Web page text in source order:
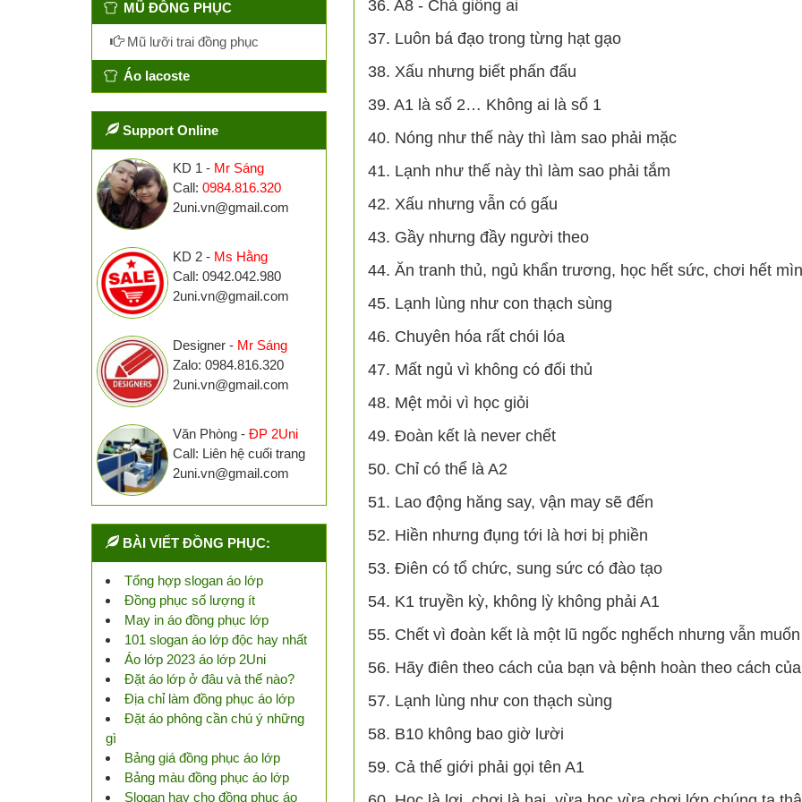
36. A8 - Chả giống ai
37. Luôn bá đạo trong từng hạt gạo
38. Xấu nhưng biết phấn đấu
39. A1 là số 2… Không ai là số 1
40. Nóng như thế này thì làm sao phải mặc
41. Lạnh như thế này thì làm sao phải tắm
42. Xấu nhưng vẫn có gấu
43. Gầy nhưng đầy người theo
44. Ăn tranh thủ, ngủ khẩn trương, học hết sức, chơi hết
45. Lạnh lùng như con thạch sùng
46. Chuyên hóa rất chói lóa
47. Mất ngủ vì không có đối thủ
48. Mệt mỏi vì học giỏi
49. Đoàn kết là never chết
50. Chỉ có thể là A2
51. Lao động hăng say, vận may sẽ đến
52. Hiền nhưng đụng tới là hơi bị phiền
53. Điên có tổ chức, sung sức có đào tạo
54. K1 truyền kỳ, không lỳ không phải A1
55. Chết vì đoàn kết là một lũ ngốc nghếch nhưng vẫn
56. Hãy điên theo cách của bạn và bệnh hoàn theo cách
57. Lạnh lùng như con thạch sùng
58. B10 không bao giờ lười
59. Cả thế giới phải gọi tên A1
MŨ ĐỒNG PHỤC
Mũ lưỡi trai đồng phục
Áo lacoste
Support Online
KD 1 - Mr Sáng
Call: 0984.816.320
2uni.vn@gmail.com
KD 2 - Ms Hằng
Call: 0942.042.980
2uni.vn@gmail.com
Designer - Mr Sáng
Zalo: 0984.816.320
2uni.vn@gmail.com
Văn Phòng - ĐP 2Uni
Call: Liên hệ cuối trang
2uni.vn@gmail.com
BÀI VIẾT ĐỒNG PHỤC:
Tổng hợp slogan áo lớp
Đồng phục số lượng ít
May in áo đồng phục lớp
101 slogan áo lớp độc hay nhất
Áo lớp 2023 áo lớp 2Uni
Đặt áo lớp ở đâu và thế nào?
Địa chỉ làm đồng phục áo lớp
Đặt áo phông cần chú ý những
gì
Bảng giá đồng phục áo lớp
Bảng màu đồng phục áo lớp
Slogan hay cho đồng phục áo